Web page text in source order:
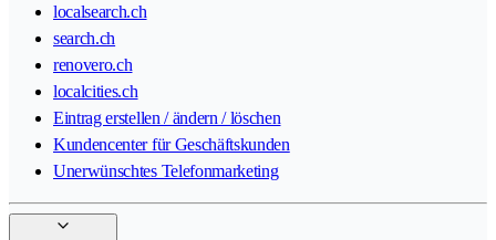
localsearch.ch
search.ch
renovero.ch
localcities.ch
Eintrag erstellen / ändern / löschen
Kundencenter für Geschäftskunden
Unerwünschtes Telefonmarketing